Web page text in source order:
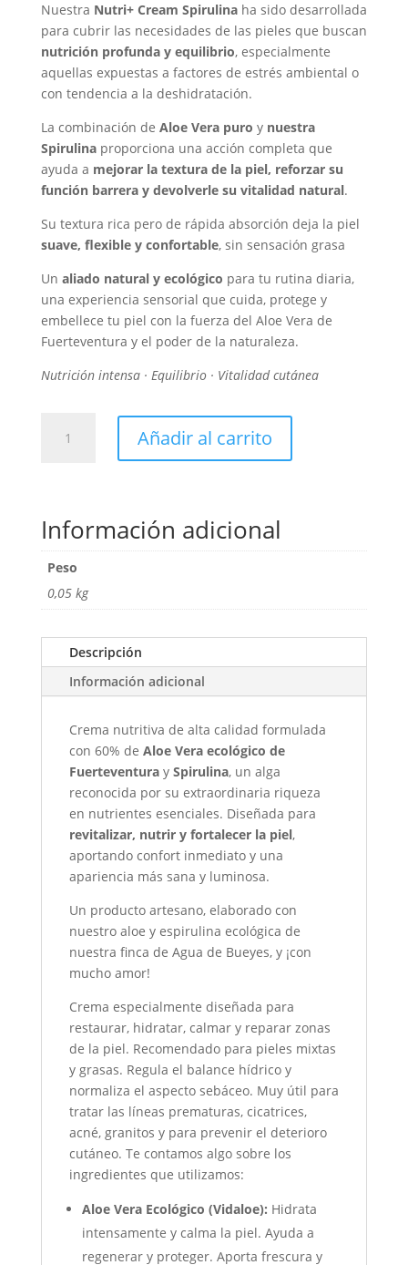
Nuestra Nutri+ Cream Spirulinaha sido desarrollada
para cubrir las necesidades de las pieles que buscan
nutrición profunda y equilibrio, especialmente
aquellas expuestas a factores de estrés ambiental o
con tendencia a la deshidratación.
La combinación de Aloe Vera puro ynuestra
Spirulinaproporciona una acción completa que
ayuda a mejorar la textura de la piel, reforzar su
función barrera y devolverle su vitalidad natural.
Su textura rica pero de rápida absorción deja la piel
suave, flexible y confortable, sin sensación grasa
Un aliado natural y ecológico para tu rutina diaria,
una experiencia sensorial que cuida, protege y
embellece tu piel con la fuerza del Aloe Vera de
Fuerteventura y el poder de la naturaleza.
Nutrición intensa · Equilibrio · Vitalidad cutánea
Cream+
Añadir al carrito
Información adicional
Peso
0,05 kg
Descripción
Información adicional
Crema nutritiva de alta calidad formulada
con 60% de Aloe Vera ecológico de
Fuerteventuray Spirulina, un alga
reconocida por su extraordinaria riqueza
en nutrientes esenciales. Diseñada para
revitalizar, nutrir y fortalecer la piel,
aportando confort inmediato y una
apariencia más sana y luminosa.
Un producto artesano, elaborado con
nuestro aloe y espirulina ecológica de
nuestra finca de Agua de Bueyes, y ¡con
mucho amor!
Crema especialmente diseñada para
restaurar, hidratar, calmar y reparar zonas
de la piel. Recomendado para pieles mixtas
y grasas. Regula el balance hídrico y
normaliza el aspecto sebáceo. Muy útil para
tratar las líneas prematuras, cicatrices,
acné, granitos y para prevenir el deterioro
cutáneo. Te contamos algo sobre los
ingredientes que utilizamos:
Aloe Vera Ecológico (Vidaloe): Hidrata
intensamente y calma la piel. Ayuda a
regenerar y proteger. Aporta frescura y